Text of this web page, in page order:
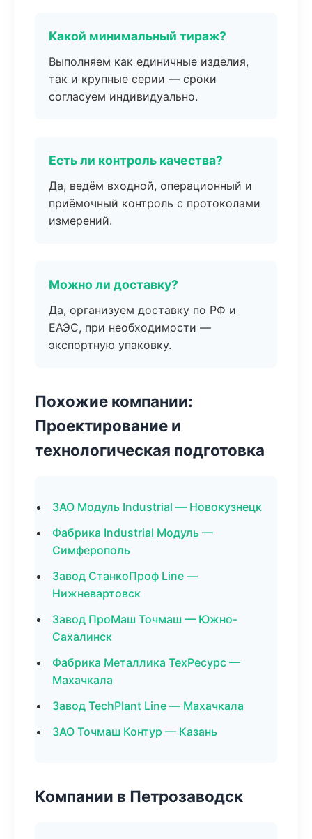
Какой минимальный тираж?
Выполняем как единичные изделия,
так и крупные серии — сроки
согласуем индивидуально.
Есть ли контроль качества?
Да, ведём входной, операционный и
приёмочный контроль с протоколами
измерений.
Можно ли доставку?
Да, организуем доставку по РФ и
ЕАЭС, при необходимости —
экспортную упаковку.
Похожие компании:
Проектирование и
технологическая подготовка
ЗАО Модуль Industrial — Новокузнецк
Фабрика Industrial Модуль —
Симферополь
Завод СтанкоПроф Line —
Нижневартовск
Завод ПроМаш Точмаш — Южно-
Сахалинск
Фабрика Металлика ТехРесурс —
Махачкала
Завод TechPlant Line — Махачкала
ЗАО Точмаш Контур — Казань
Компании в Петрозаводск